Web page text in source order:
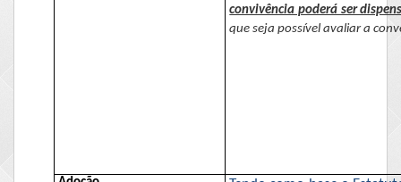
convivência poderá ser
que seja possível avaliar a